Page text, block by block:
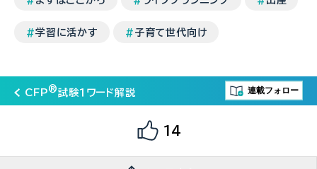
学習に活かす 子育て世代向け
CFP®試験１ワード解説 連載フォロー
14